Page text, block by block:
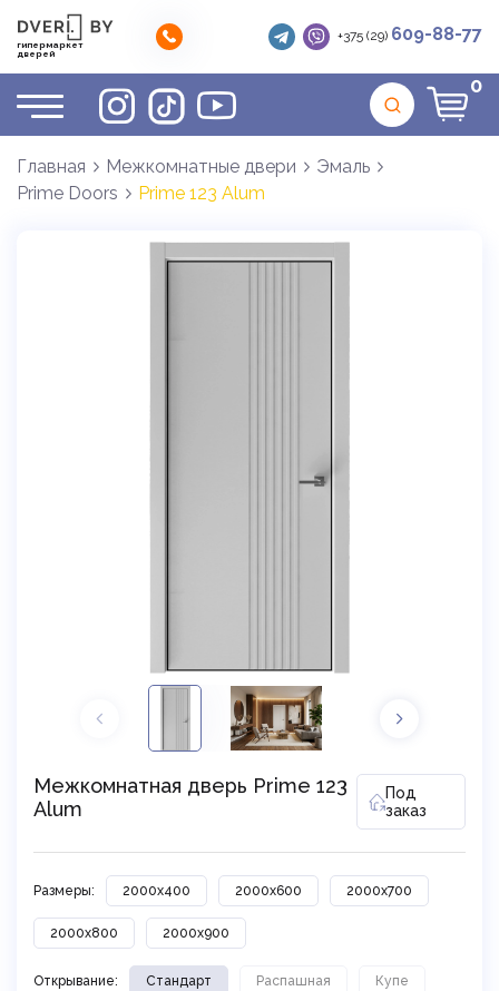
гипермаркет
дверей
+375 (29) 609-88-77
0
Главная Межкомнатные двери
Эмаль
Prime Doors
Prime 123 Alum
Межкомнатная дверь Prime 123
Alum
Под
заказ
Размеры: 2000x400 2000x600 2000x700
2000x800 2000x900
Открывание: Стандарт Распашная Купе